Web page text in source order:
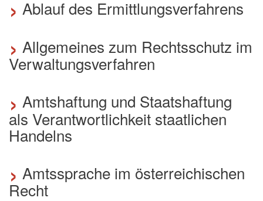
Ablauf des Ermittlungsverfahrens
› Allgemeines zum Rechtsschutz im
Verwaltungsverfahren
› Amtshaftung und Staatshaftung
als Verantwortlichkeit staatlichen
Handelns
› Amtssprache im österreichischen
Recht